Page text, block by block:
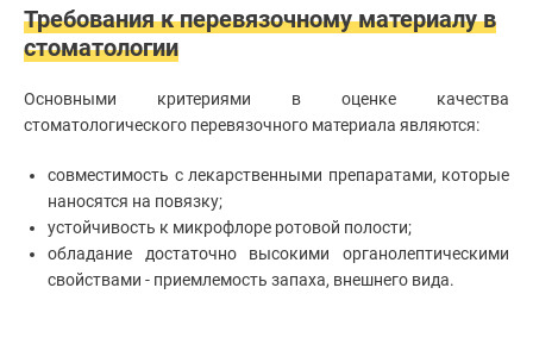
Требования к перевязочному материалу в
стоматологии
Основными критериями в оценке качества
стоматологического перевязочного материала являются:
совместимость с лекарственными препаратами, которые
наносятся на повязку;
устойчивость к микрофлоре ротовой полости;
обладание достаточно высокими органолептическими
свойствами - приемлемость запаха, внешнего вида.
полости
рта
Лечение
Диагностика
в
Реставрация
Чистка
зубов
Диагностика
зубов
Клиники
Статьи